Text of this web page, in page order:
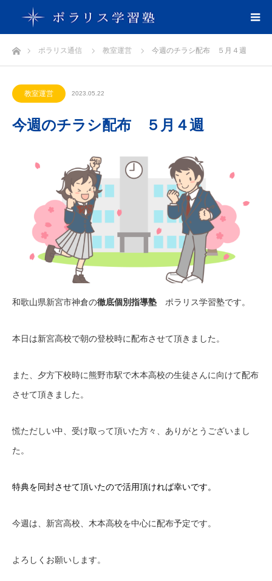
ホームポラリス通信 教室運営 今週のチラシ配布 ５月４週
教室運営 2023.05.22
今週のチラシ配布 ５月４週
和歌山県新宮市神倉の徹底個別指導塾 ポラリス学習塾です。
本日は新宮高校で朝の登校時に配布させて頂きました。
また、夕方下校時に熊野市駅で木本高校の生徒さんに向けて配布
させて頂きました。
慌ただしい中、受け取って頂いた方々、ありがとうございまし
た。
特典を同封させて頂いたので活用頂ければ幸いです。
今週は、新宮高校、木本高校を中心に配布予定です。
よろしくお願いします。